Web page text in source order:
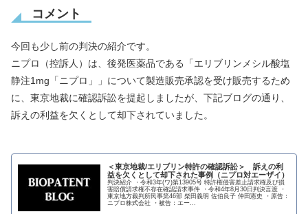
コメント
今回も少し前の判決の紹介です。
ニプロ（控訴人）は、後発医薬品である「エリブリンメシル酸塩
静注1mg「ニプロ」」について製造販売承認を受け販売するため
に、東京地裁に確認訴訟を提起しましたが、下記ブログの通り、
訴えの利益を欠くとして却下されていました。
＜東京地裁/エリブリン特許の確認訴訟＞ 訴えの利
益を欠くとして却下された事例（ニプロ対エーザイ）
判決紹介 ・令和3年(ワ)第13905号 特許権侵害差止請求権及び損
害賠償請求権不存在確認請求事件 ・令和4年8月30日判決言渡 ・
東京地方裁判所民事第46部 柴田義明 佐伯良子 仲田憲史 ・原告：
ニプロ株式会社 ・被告：エー...